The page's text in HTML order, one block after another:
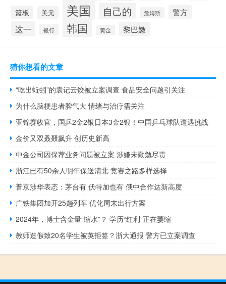
篮板 美元 美国 自己的 詹姆斯 警方
这一 银行 韩国 黄金 黎巴嫩
猜你想看的文章
“吃出蚯蚓”的袁记云饺被立案调查 食品安全问题引关注
为什么脑梗患者脾气大 情绪与治疗需关注
亚锦赛收官，国乒2金2银日本3金2银！中国乒乓球队遭遇挑战
金价又双叒叕飙升 创历史新高
中金公司因保荐业务问题被立案 涉嫌未勤勉尽责
浙江已有50余人明年保送清北 竞赛之路多样选择
普京涉华表态：茅台有 伏特加也有 俄中合作达新高度
广铁集团加开25趟列车 优化周末出行方案
2024年，博士含金量“缩水”？ 学历“红利”正在萎缩
教师造假致20名学生被英拒签？浙大通报 警方已立案调查